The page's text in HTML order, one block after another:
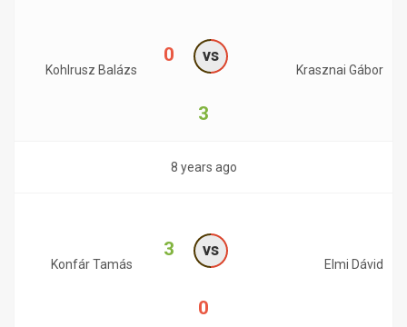
Kohlrusz Balázs
0 vs
3
Krasznai Gábor
8 years ago
Konfár Tamás
3 vs
0
Elmi Dávid